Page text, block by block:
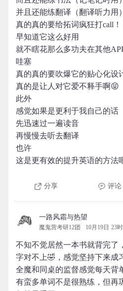
并且还能练翻译（翻译听力用）
真的真的要给拓词疯狂打call！
早知道它这么好用
就不瞎花那么多功夫在其他
哇塞
真的真的要吹爆它的贴心化设
真的是让人对它爱不释手啊😝
此外
感觉如果是更利于我自己的话
先迅速过一遍读音
再慢慢去听去翻译
也许
这是更有效的提升英语的方法
分享 评论
一路风霜与热望
魔鬼营考研12团 10月19日 23
不知不觉居然一本书就背完了
字对不上🤣，感觉坚持下来成
全魔和同桌的监督感觉每天背
有蛮多单词不是很熟练，但再